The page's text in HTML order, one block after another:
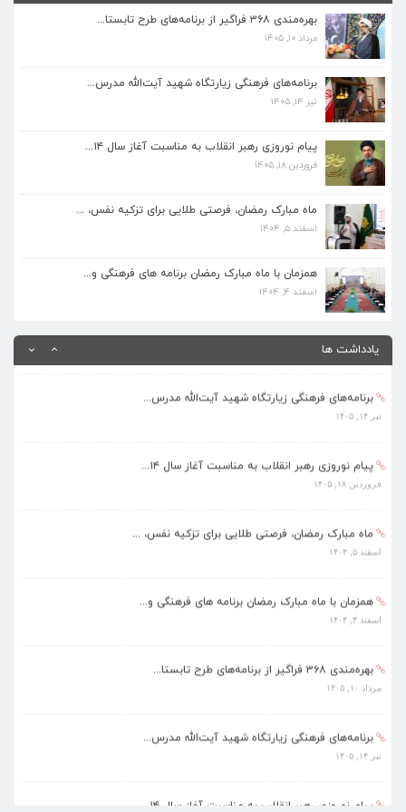
بهره‌مندی ۳۶۸ فراگیر از برنامه‌های طرح تابستا...
مرداد ۱۰, ۱۴۰۵
برنامه‌های فرهنگی زیارتگاه شهید آیت‌الله مدرس...
تیر ۱۴, ۱۴۰۵
پیام نوروزی رهبر انقلاب به مناسبت آغاز سال ۱۴...
فروردین ۱۸, ۱۴۰۵
ماه مبارک رمضان، فرصتی طلایی برای تزکیه نفس، ...
اسفند ۵, ۱۴۰۴
همزمان با ماه مبارک رمضان برنامه های فرهنگی و...
اسفند ۴, ۱۴۰۴
یادداشت ها
برنامه‌های فرهنگی زیارتگاه شهید آیت‌الله مدرس...
پیام نوروزی رهبر انقلاب به مناسبت آغاز سال ۱۴...
ماه مبارک رمضان، فرصتی طلایی برای تزکیه نفس، ...
اسفند ۵, ۱۴۰۴
همزمان با ماه مبارک رمضان برنامه های فرهنگی و...
اسفند ۴, ۱۴۰۴
مرداد ۱۰, ۱۴۰۵
برنامه‌های فرهنگی زیارتگاه شهید آیت‌الله مدرس...
تیر ۱۴, ۱۴۰۵
فروردین ۱۸, ۱۴۰۵
همزمان با ماه مبارک رمضان برنامه های فرهنگی و...
اسفند ۴, ۱۴۰۴
مرداد ۱۰, ۱۴۰۵
برنامه‌های فرهنگی زیارتگاه شهید آیت‌الله مدرس...
تیر ۱۴, ۱۴۰۵